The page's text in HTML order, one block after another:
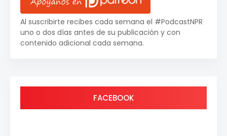
Al suscribirte recibes cada semana el #PodcastNPR
uno o dos días antes de su publicación y con
contenido adicional cada semana.
FACEBOOK